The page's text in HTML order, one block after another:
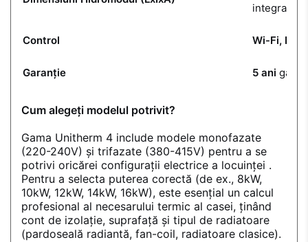
integrare
Control Wi-Fi,
Garanție 5 ani
Cum alegeți modelul potrivit?
Gama Unitherm 4 include modele monofazate
(220-240V) și trifazate (380-415V) pentru a se
potrivi oricărei configurații electrice a locuinței .
Pentru a selecta puterea corectă (de ex., 8kW,
10kW, 12kW, 14kW, 16kW), este esențial un calcul
profesional al necesarului termic al casei, ținând
cont de izolație, suprafață și tipul de radiatoare
(pardoseală radiantă, fan-coil, radiatoare clasice).